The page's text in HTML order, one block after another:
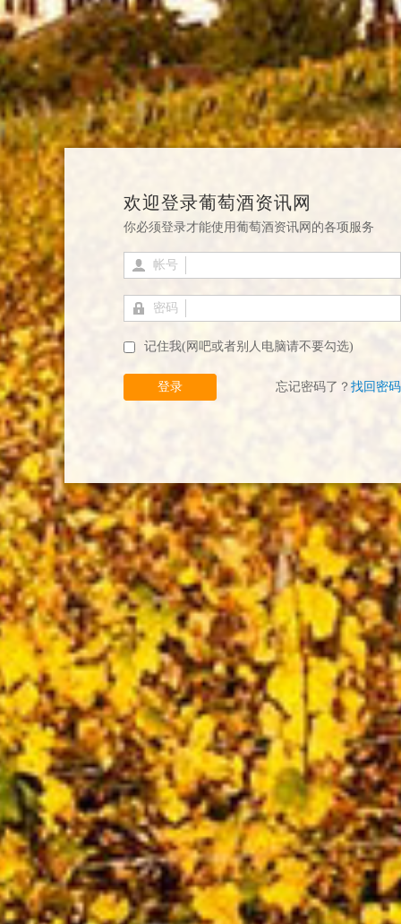
欢迎登录葡萄酒资讯网
你必须登录才能使用葡萄酒资讯网的各项服务
帐号
密码
记住我(网吧或者别人电脑请不要勾选)
登录 忘记密码了？ 找回密码